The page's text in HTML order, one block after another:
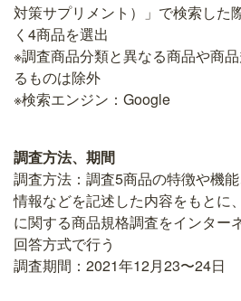
対策サプリメント）」で検索した
く4商品を選出
※調査商品分類と異なる商品や商
るものは除外
※検索エンジン：Google
調査方法、期間
調査方法：調査5商品の特徴や機
情報などを記述した内容をもとに
に関する商品規格調査をインター
回答方式で行う
調査期間：2021年12月23〜24日